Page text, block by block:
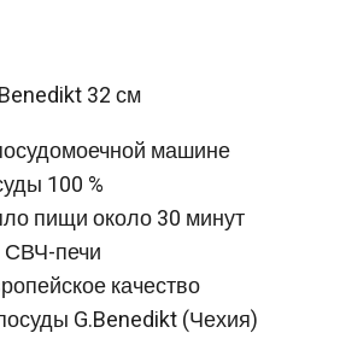
32 см
машине
100 %
пищи около 30 минут
печи
качество
G.Benedikt (Чехия)